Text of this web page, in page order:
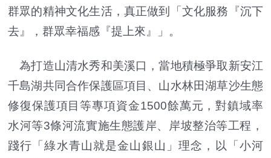
群眾的精神文化生活，真正做到「文化服務『沉下
去』，群眾幸福感『提上來』」。
為打造山清水秀和美溪口，當地積極爭取新安江
千島湖共同合作保護區項目、山水林田湖草沙生態
修復保護項目等專項資金1500餘萬元，對鎮域率
水河等3條河流實施生態護岸、岸坡整治等工程，
踐行「綠水青山就是金山銀山」理念，以「小河